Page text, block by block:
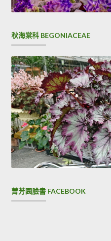
秋海棠科 BEGONIACEAE
菁芳園臉書 FACEBOOK